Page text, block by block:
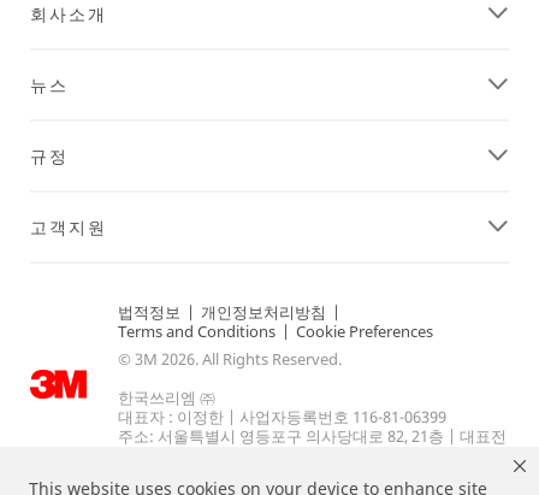
This website uses cookies on your device to enhance site
회사소개
뉴스
규정
고객지원
법적정보 | 개인정보처리방침 |
Terms and Conditions | Cookie Preferences
© 3M 2026. All Rights Reserved.
한국쓰리엠 ㈜
대표자 : 이정한 | 사업자등록번호 116-81-06399
주소: 서울특별시 영등포구 의사당대로 82, 21층 | 대표전